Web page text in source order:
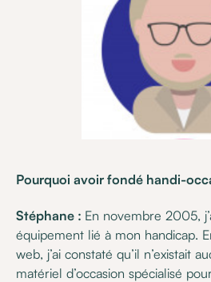
Pourquoi avoir fondé handi-
Stéphane : En novembre 2005,
équipement lié à mon handicap.
web, j’ai constaté qu’il n’existait
matériel d’occasion spécialisé